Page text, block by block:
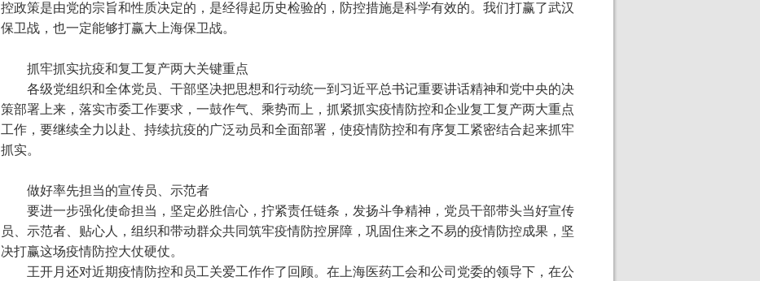
控政策是由党的宗旨和性质决定的，是经得起历史检验的，防控措施是科学有效的。我们打赢了武汉
保卫战，也一定能够打赢大上海保卫战。
抓牢抓实抗疫和复工复产两大关键重点
各级党组织和全体党员、干部坚决把思想和行动统一到习近平总书记重要讲话精神和党中央的决
策部署上来，落实市委工作要求，一鼓作气、乘势而上，抓紧抓实疫情防控和企业复工复产两大重点
工作，要继续全力以赴、持续抗疫的广泛动员和全面部署，使疫情防控和有序复工紧密结合起来抓牢
抓实。
做好率先担当的宣传员、示范者
要进一步强化使命担当，坚定必胜信心，拧紧责任链条，发扬斗争精神，党员干部带头当好宣传
员、示范者、贴心人，组织和带动群众共同筑牢疫情防控屏障，巩固住来之不易的疫情防控成果，坚
决打赢这场疫情防控大仗硬仗。
王开月还对近期疫情防控和员工关爱工作作了回顾。在上海医药工会和公司党委的领导下，在公